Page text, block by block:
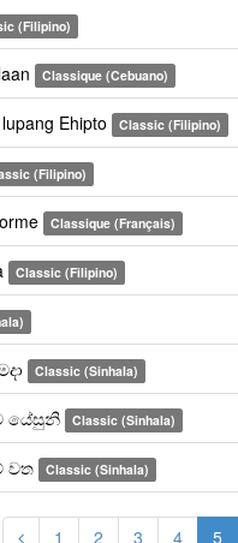
(Filipino)
Classique (Cebuano)
Ehipto Classic (Filipino)
(Filipino)
Classique (Français)
Classic (Filipino)
Classic (Sinhala)
යේසුනි Classic (Sinhala)
වත Classic (Sinhala)
1 2 3 4 5